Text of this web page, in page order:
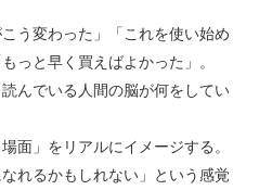
う変わった」「これを使い始め
っと早く買えばよかった」。
んでいる人間の脳が何をしてい
面」をリアルにイメージする。
れるかもしれない」という感覚